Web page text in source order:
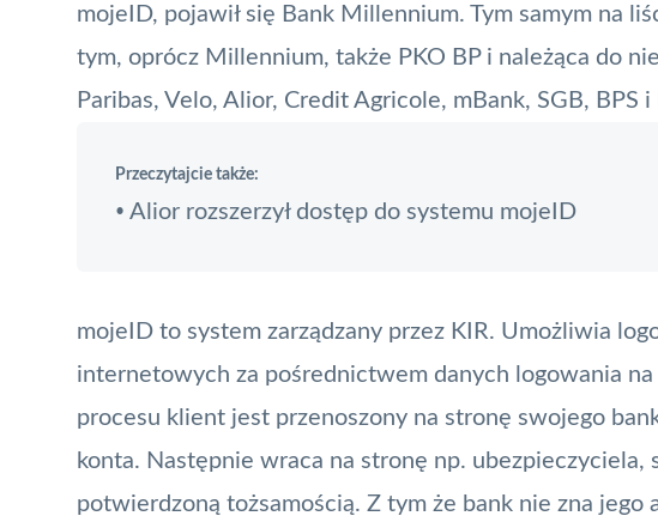
mojeID, pojawił się Bank Millennium. Tym samym na
tym, oprócz Millennium, także PKO BP i należąca do
Paribas, Velo, Alior, Credit Agricole, mBank, SGB, BPS
Przeczytajcie także:
• Alior rozszerzył dostęp do systemu mojeID
mojeID to system zarządzany przez KIR. Umożliwia
internetowych za pośrednictwem danych logowania
procesu klient jest przenoszony na stronę swojego
konta. Następnie wraca na stronę np.
potwierdzoną tożsamością. Z tym że bank nie zna jego